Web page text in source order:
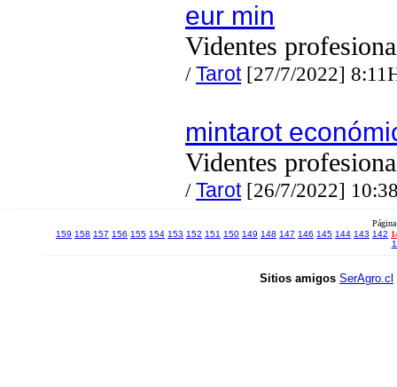
eur min
Videntes
/Tarot[27/7/2022]
mintarot
Videntes
/Tarot[26/7/2022]
159 158 157 156 155 154 153 152 151 150 149 148 147 146 145 144 143 142
Sitios amigos SerAgro.cl